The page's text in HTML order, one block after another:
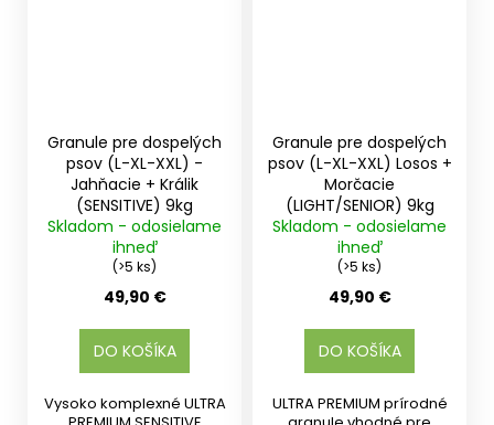
Granule pre dospelých
psov (L-XL-XXL) -
Jahňacie + Králik
(SENSITIVE) 9kg
Skladom - odosielame
ihneď
(>5 ks)
49,90 €
DO KOŠÍKA
Vysoko komplexné ULTRA
Granule pre dospelých
psov (L-XL-XXL) Losos +
Morčacie
(LIGHT/SENIOR) 9kg
Skladom - odosielame
ihneď
(>5 ks)
49,90 €
DO KOŠÍKA
ULTRA PREMIUM prírodné